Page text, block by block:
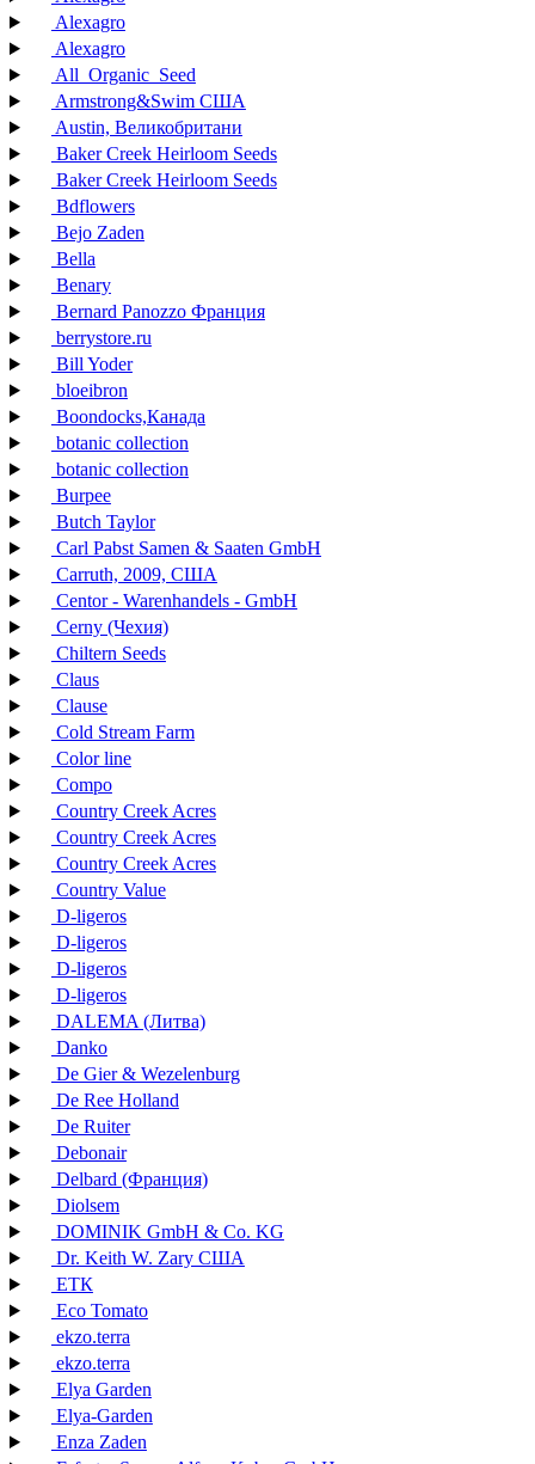
Alexagro
Alexagro
All_Organic_Seed
Armstrong&Swim США
Austin, Великобритани
Baker Creek Heirloom Seeds
Baker Creek Heirloom Seeds
Bdflowers
Bejo Zaden
Bella
Benary
Bernard Panozzo Франция
berrystore.ru
Bill Yoder
bloeibron
Boondocks,Канада
botanic collection
botanic collection
Burpee
Butch Taylor
Carl Pabst Samen & Saaten GmbH
Carruth, 2009, США
Centor - Warenhandels - GmbH
Cerny (Чехия)
Chiltern Seeds
Claus
Clause
Cold Stream Farm
Color line
Compo
Country Creek Acres
Country Creek Acres
Country Creek Acres
Country Value
D-ligeros
D-ligeros
D-ligeros
D-ligeros
DALEMA (Литва)
Danko
De Gier & Wezelenburg
De Ree Holland
De Ruiter
Debonair
Delbard (Франция)
Diolsem
DOMINIK GmbH & Co. KG
Dr. Keith W. Zary США
EТК
Eco Tomato
ekzo.terra
ekzo.terra
Elya Garden
Elya-Garden
Enza Zaden